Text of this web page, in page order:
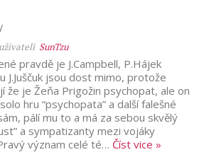
SunTzu
pravdě je J.Campbell, P.Hájek
J.Juščuk jsou dost mimo, protože
že je Žeňa Prigožin psychopat, ale on
hru “psychopata” a další falešné
pálí mu to a má za sebou skvělý
a sympatizanty mezi vojáky
význam celé té… Číst vice »